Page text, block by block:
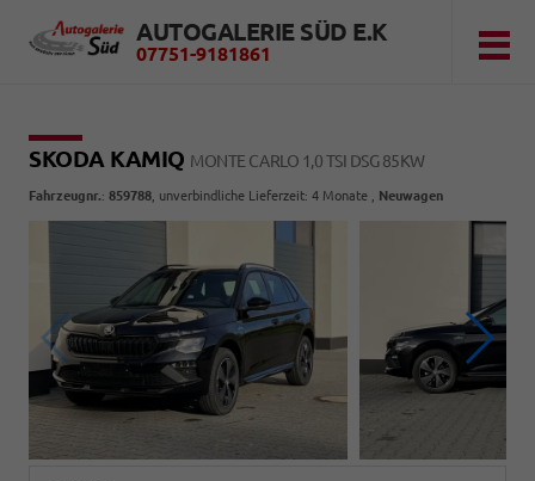
AUTOGALERIE SÜD E.K
07751-9181861
SKODA KAMIQ MONTE CARLO 1,0 TSI DSG 85KW
Fahrzeugnr.: 859788 , unverbindliche Lieferzeit: 4 Monate Neuwagen